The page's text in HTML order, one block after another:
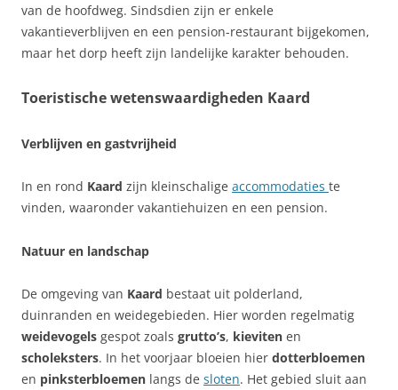
van de hoofdweg. Sindsdien zijn er enkele
vakantieverblijven en een pension-restaurant bijgekomen,
maar het dorp heeft zijn landelijke karakter behouden.
Toeristische wetenswaardigheden Kaard
Verblijven en gastvrijheid
In en rond Kaard zijn kleinschalige accommodaties te
vinden, waaronder vakantiehuizen en een pension.
Natuur en landschap
De omgeving van Kaard bestaat uit polderland,
duinranden en weidegebieden. Hier worden regelmatig
weidevogels gespot zoals grutto’s, kieviten en
scholeksters. In het voorjaar bloeien hier dotterbloemen
en pinksterbloemen langs de sloten. Het gebied sluit aan